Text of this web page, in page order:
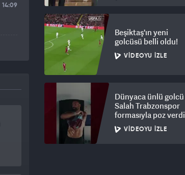
14:09
Beşiktaş'ın yeni
golcüsü belli oldu!
VIDEOYU İZLE
Dünyaca ünlü golcü
Salah Trabzonspor
formasıyla poz verdi
VIDEOYU İZLE